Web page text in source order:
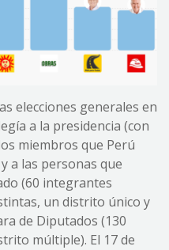
elecciones generales en
a la presidencia (con
miembros que Perú
a las personas que
(60 integrantes
un distrito único y
de Diputados (130
múltiple). El 17 de